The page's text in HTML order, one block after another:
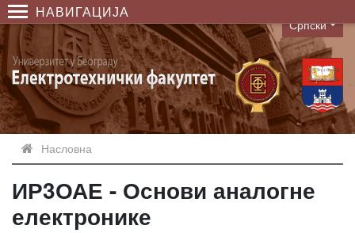
НАВИГАЦИЈА
Language
Српски
Насловна
ИР3ОАЕ - Основи аналогне
електронике